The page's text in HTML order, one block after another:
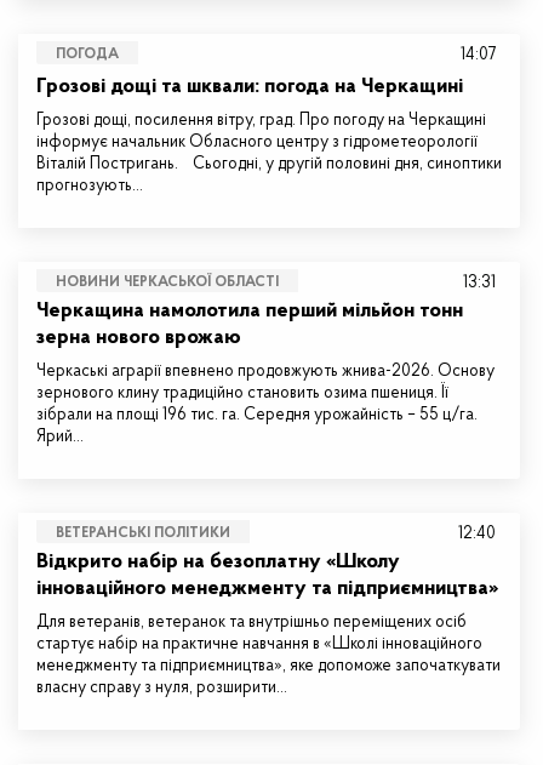
ПОГОДА
Грозові дощі та шквали: погода на Черкащині
Грозові дощі, посилення вітру, град. Про погоду на Черкащині
інформує начальник Обласного центру з гідрометеорології
Віталій Постригань. Сьогодні, у другій половині дня, синоптики
прогнозують…
14:07
НОВИНИ ЧЕРКАСЬКОЇ ОБЛАСТІ
Черкащина намолотила перший мільйон тонн
зерна нового врожаю
Черкаські аграрії впевнено продовжують жнива-2026. Основу
зернового клину традиційно становить озима пшениця. Її
зібрали на площі 196 тис. га. Середня урожайність – 55 ц/га.
Ярий…
13:31
ВЕТЕРАНСЬКІ ПОЛІТИКИ
Відкрито набір на безоплатну «Школу
інноваційного менеджменту та підприємництва»
Для ветеранів, ветеранок та внутрішньо переміщених осіб
стартує набір на практичне навчання в «Школі інноваційного
менеджменту та підприємництва», яке допоможе започаткувати
власну справу з нуля, розширити…
12:40